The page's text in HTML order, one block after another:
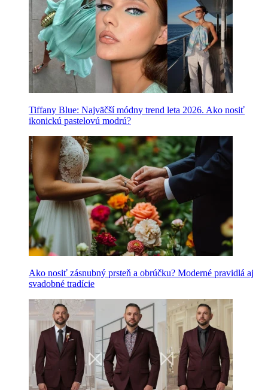
Tiffany Blue: Najväčší módny trend leta 2026. Ako nosiť
ikonickú pastelovú modrú?
Ako nosiť zásnubný prsteň a obrúčku? Moderné pravidlá aj
svadobné tradície